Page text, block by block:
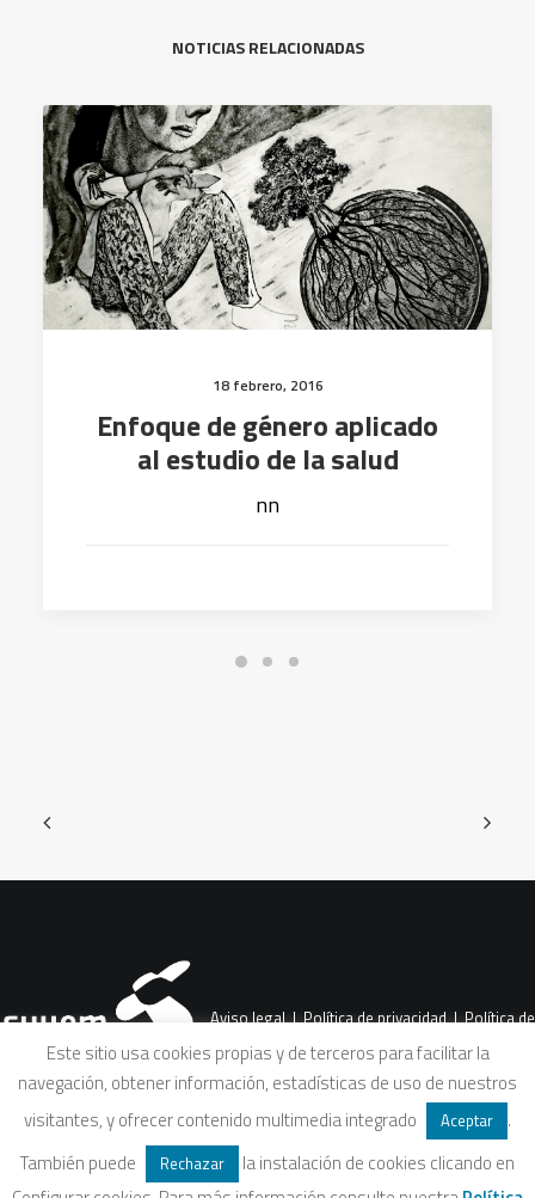
NOTICIAS RELACIONADAS
18 febrero, 2016
Enfoque de género aplicado
al estudio de la salud
nn
Aviso legal|Política de privacidad|Política de
Este sitio usa cookies propias y de terceros para facilitar la
navegación, obtener información, estadísticas de uso de nuestros
visitantes, y ofrecer contenido multimedia integrado
Aceptar
.
También puede
Rechazar
la instalación de cookies clicando en